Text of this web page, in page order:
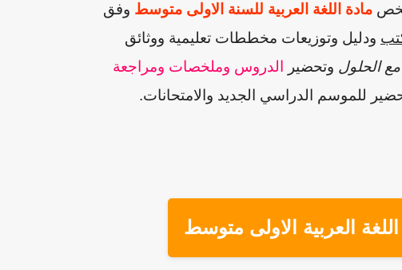
مادة اللغة العربية للسنة الاولى متوسط وفق
ودليل وتوزيعات مخططات تعليمية ووثائق
الحلول وتحضير
الدروس وملخصات ومراجعة
للموسم الدراسي الجديد والامتحانات.
اللغة العربية الاولى متوسط